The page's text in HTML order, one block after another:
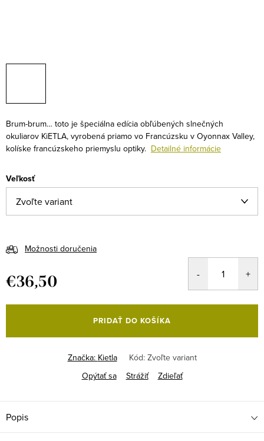
Brum-brum… toto je špeciálna edícia obľúbených slnečných
okuliarov KiETLA, vyrobená priamo vo Francúzsku v Oyonnax Valley,
kolíske francúzskeho priemyslu optiky. Detailné informácie
Veľkosť
Možnosti doručenia
€36,50
cena:
PRIDAŤ DO KOŠÍKA
Značka: Kietla Kód: Zvoľte variant
Opýtať sa
Strážiť Zdieľať
Popis